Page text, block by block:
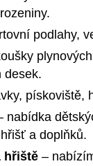
podlahy,
desek.
pískoviště,
nabídka
a doplňků.
hřiště –